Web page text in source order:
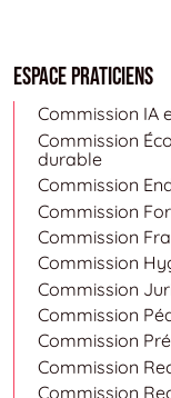
Espace Praticiens
Commission IA
Commission
durable
Commission
Commission
Commission
Commission
Commission
Commission
Commission
Commission
Commission